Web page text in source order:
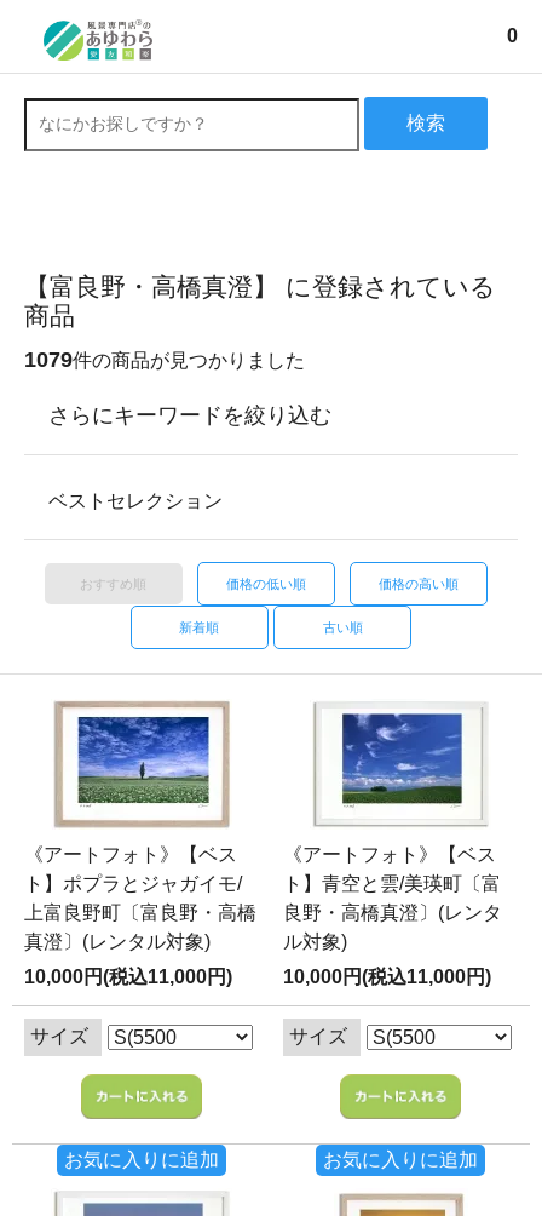
0
検索
【富良野・高橋真澄】 に登録されている
商品
1079件の商品が見つかりました
さらにキーワードを絞り込む
ベストセレクション
おすすめ順 価格の低い順 価格の高い順
新着順 古い順
《アートフォト》【ベス
ト】ポプラとジャガイモ/
上富良野町〔富良野・高橋
真澄〕(レンタル対象)
10,000円(税込11,000円)
サイズ
お気に入りに追加
《アートフォト》【ベス
ト】青空と雲/美瑛町〔富
良野・高橋真澄〕(レンタ
ル対象)
10,000円(税込11,000円)
サイズ
お気に入りに追加